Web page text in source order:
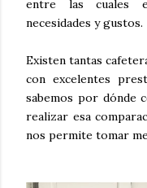
entre las cuales
necesidades y gustos.
Existen tantas
con excelentes
sabemos por dónde
realizar esa
nos permite tomar